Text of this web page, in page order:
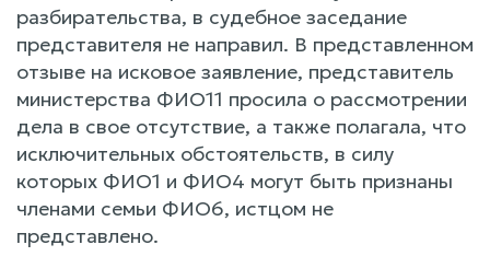
разбирательства, в судебное заседание
представителя не направил. В представленном
отзыве на исковое заявление, представитель
министерства ФИО11 просила о рассмотрении
дела в свое отсутствие, а также полагала, что
исключительных обстоятельств, в силу
которых ФИО1 и ФИО4 могут быть признаны
членами семьи ФИО6, истцом не
представлено.